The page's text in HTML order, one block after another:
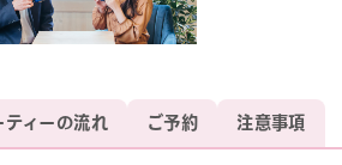
ィーの流れ ご予約 注意事項